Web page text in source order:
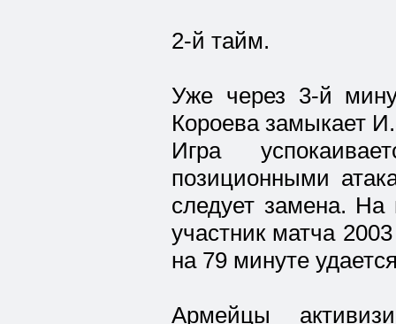
2-й тайм.
Уже через 3-й
Короева замыкает
Игра
позиционными
следует замена.
участник матча
на 79 минуте
Армейцы